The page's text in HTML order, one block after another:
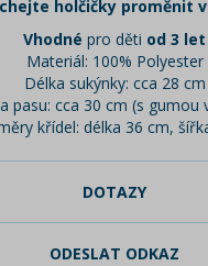
holčičky proměnit
Vhodné pro děti od 3 let
Materiál: 100% Polyester
Délka sukýnky: cca 28 cm
pasu: cca 30 cm (s gumou
křídel: délka 36 cm,
DOTAZY
ODESLAT ODKAZ